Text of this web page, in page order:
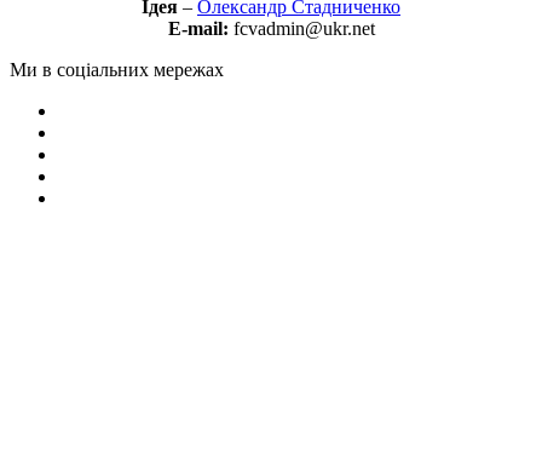
Ідея – Олександр Стадниченко
E-mail: fcvadmin@ukr.net
Ми в соціальних мережах